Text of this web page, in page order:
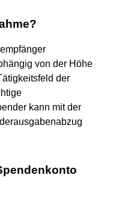
von der Höhe
der
kann mit der